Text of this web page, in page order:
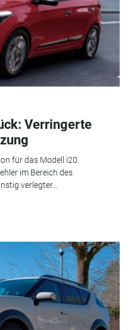
Verringerte
für das Modell i20.
im Bereich des
verlegter...